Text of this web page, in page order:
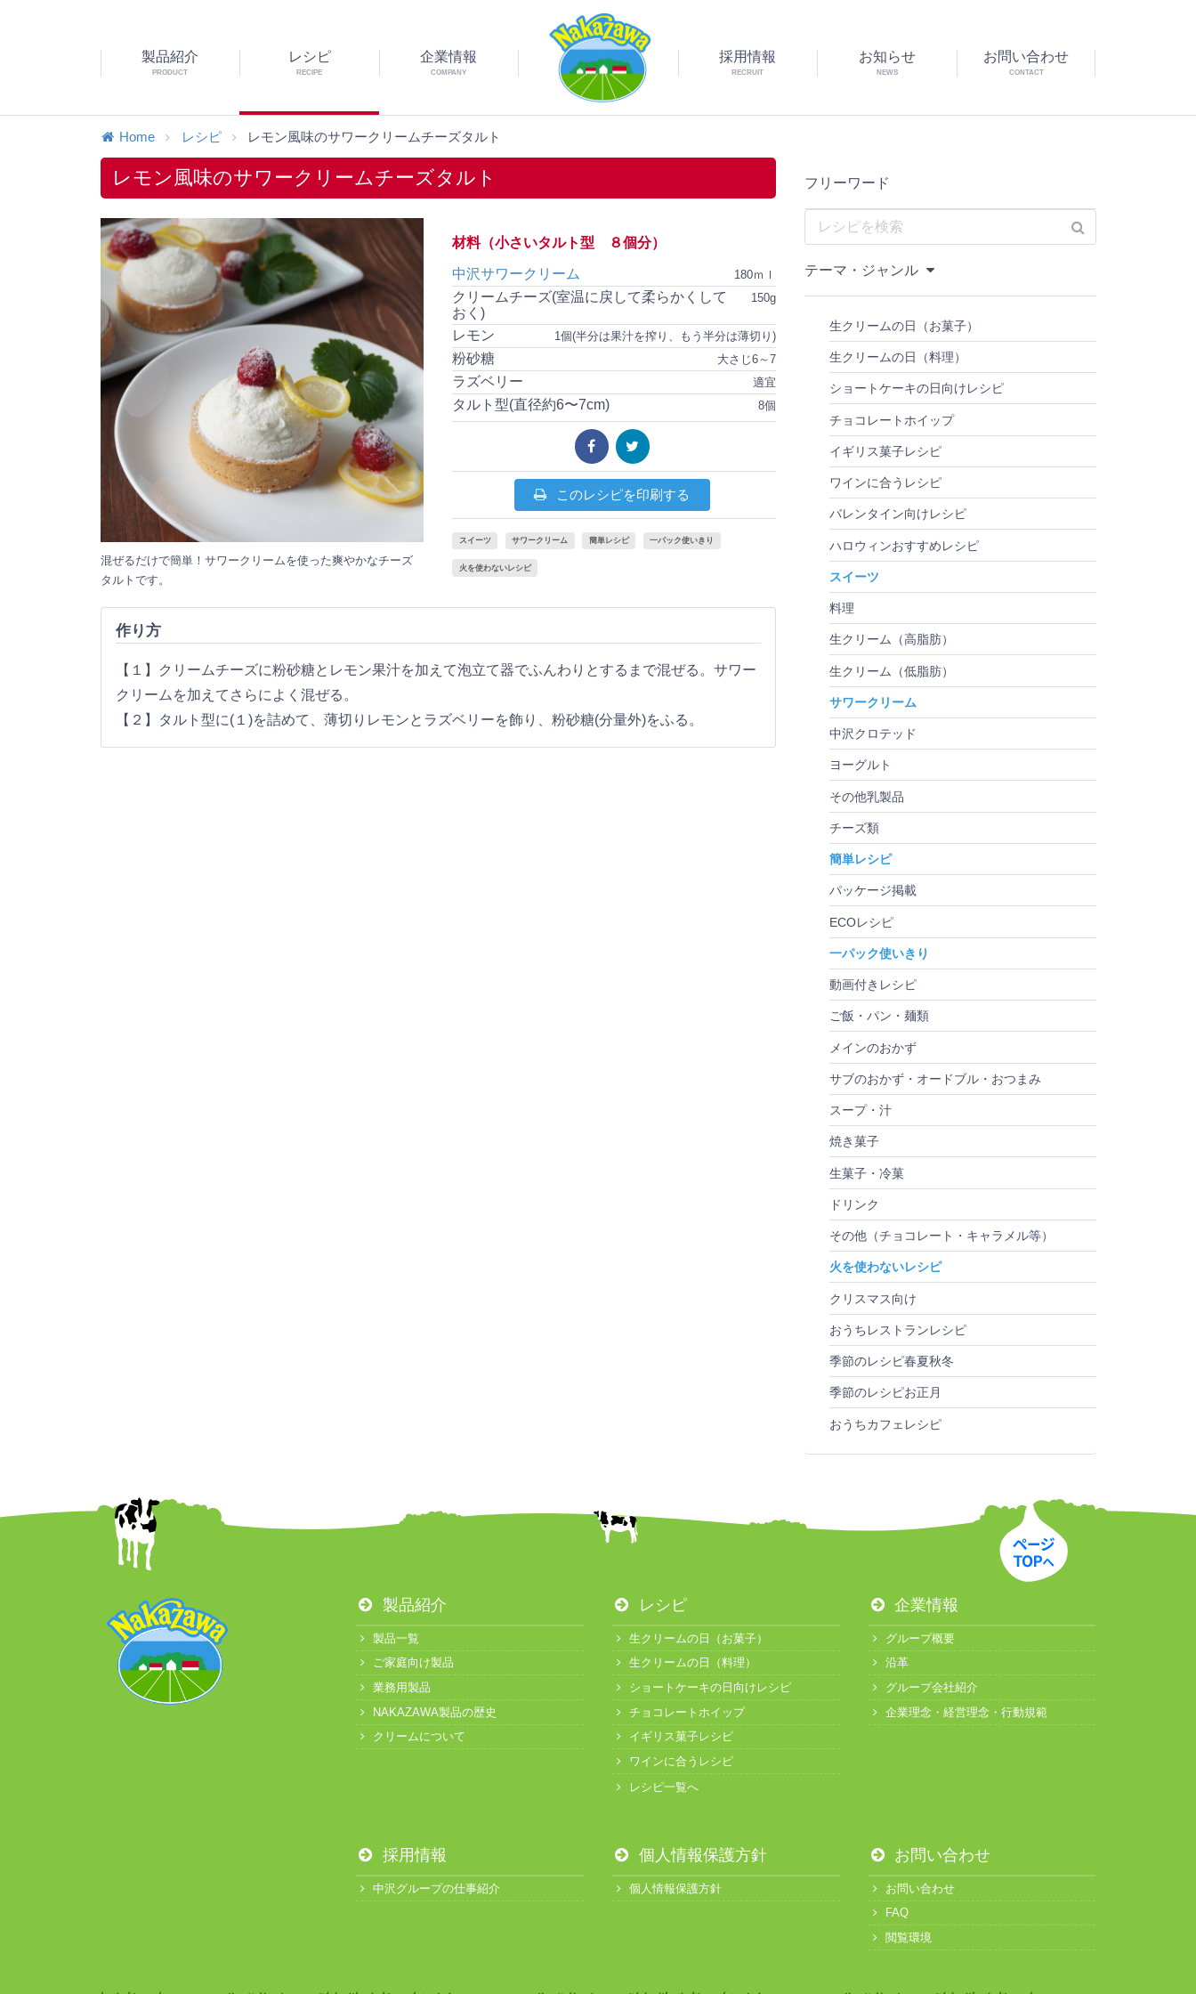
製品紹介
PRODUCT
レシピ
RECIPE
企業情報
COMPANY
採用情報
RECRUIT
お知らせ
NEWS
お問い合わせ
CONTACT
Home レシピ レモン風味のサワークリームチーズタルト
レモン風味のサワークリームチーズタルト
混ぜるだけで簡単！サワークリームを使った爽やかなチーズ
タルトです。
材料（小さいタルト型 ８個分）
180ｍｌ
中沢サワークリーム
150g
クリームチーズ(室温に戻して柔らかくして
おく)
1個(半分は果汁を搾り、もう半分は薄切り)
レモン
大さじ6～7
粉砂糖
適宜
ラズベリー
8個
タルト型(直径約6〜7cm)
このレシピを印刷する
スイーツ サワークリーム 簡単レシピ 一パック使いきり
火を使わないレシピ
作り方
【１】クリームチーズに粉砂糖とレモン果汁を加えて泡立て器でふんわりとするまで混ぜる。サワー
クリームを加えてさらによく混ぜる。
【２】タルト型に(１)を詰めて、薄切りレモンとラズベリーを飾り、粉砂糖(分量外)をふる。
フリーワード
テーマ・ジャンル
生クリームの日（お菓子）
生クリームの日（料理）
ショートケーキの日向けレシピ
チョコレートホイップ
イギリス菓子レシピ
ワインに合うレシピ
バレンタイン向けレシピ
ハロウィンおすすめレシピ
スイーツ
料理
生クリーム（高脂肪）
生クリーム（低脂肪）
サワークリーム
中沢クロテッド
ヨーグルト
その他乳製品
チーズ類
簡単レシピ
パッケージ掲載
ECOレシピ
一パック使いきり
動画付きレシピ
ご飯・パン・麺類
メインのおかず
サブのおかず・オードブル・おつまみ
スープ・汁
焼き菓子
生菓子・冷菓
ドリンク
その他（チョコレート・キャラメル等）
火を使わないレシピ
クリスマス向け
おうちレストランレシピ
季節のレシピ春夏秋冬
季節のレシピお正月
おうちカフェレシピ
製品紹介
製品一覧
ご家庭向け製品
業務用製品
NAKAZAWA製品の歴史
クリームについて
レシピ
生クリームの日（お菓子）
生クリームの日（料理）
ショートケーキの日向けレシピ
チョコレートホイップ
イギリス菓子レシピ
ワインに合うレシピ
レシピ一覧へ
企業情報
グループ概要
沿革
グループ会社紹介
企業理念・経営理念・行動規範
採用情報
中沢グループの仕事紹介
個人情報保護方針
個人情報保護方針
お問い合わせ
お問い合わせ
FAQ
閲覧環境